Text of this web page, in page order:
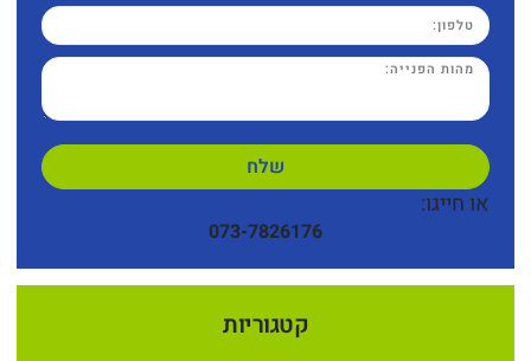
שלח
או חייגו:
073-7826176
קטגוריות